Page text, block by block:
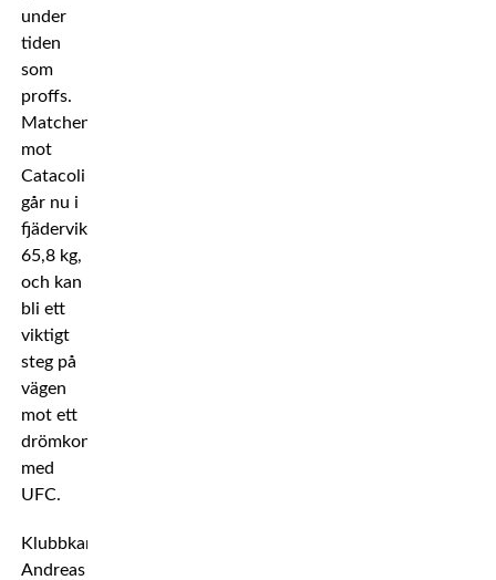
under
tiden
som
proffs.
Matchen
mot
Catacoli
går nu i
fjädervikt,
65,8 kg,
och kan
bli ett
viktigt
steg på
vägen
mot ett
drömkontrakt
med
UFC.
Klubbkamraten
Andreas